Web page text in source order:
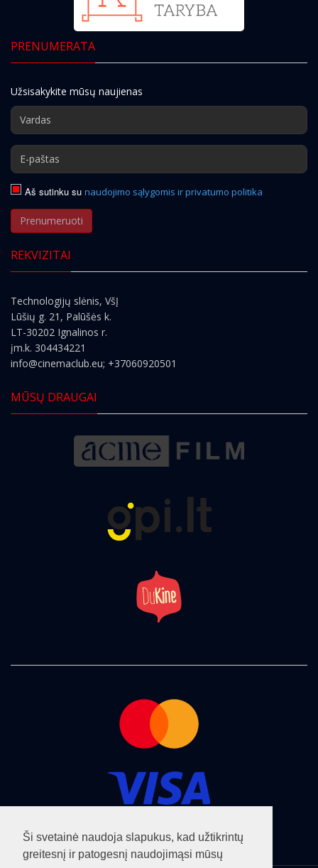
Ši svetainė naudoja slapukus, kad užtikrintų
greitesnį ir patogesnį naudojimąsi mūsų
PRENUMERATA
Užsisakykite mūsų naujienas
Aš sutinku su naudojimo sąlygomis ir privatumo politika
Prenumeruoti
REKVIZITAI
Technologijų slėnis, VšĮ
Lūšių g. 21, Palūšės k.
LT-30202 Ignalinos r.
įm.k. 304434221
info@cinemaclub.eu; +37060920501
MŪSŲ DRAUGAI